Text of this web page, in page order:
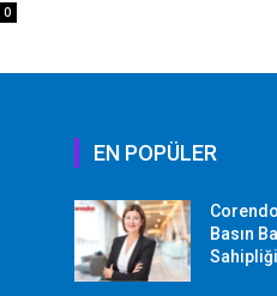
0
EN POPÜLER
Basın
Sahipliği